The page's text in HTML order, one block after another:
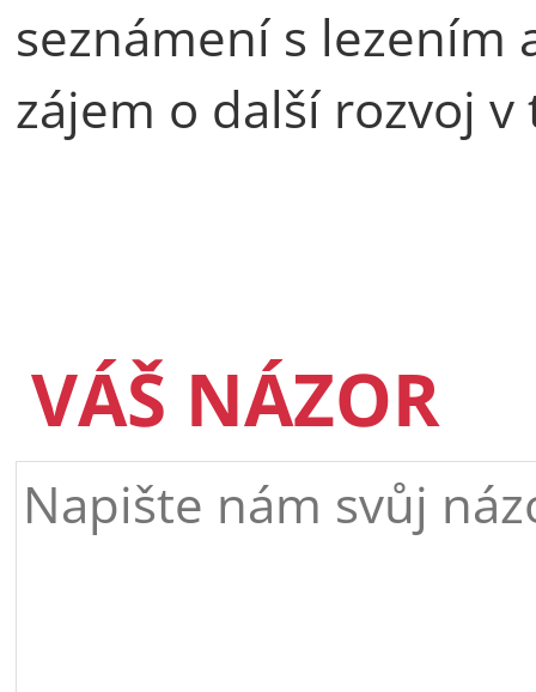
seznámení s lezením
zájem o další rozvoj
VÁŠ NÁZOR